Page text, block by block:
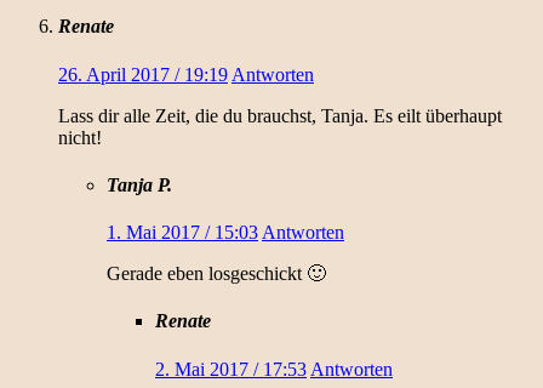
Renate
26. April 2017 / 19:19 Antworten
Lass dir alle Zeit, die du brauchst, Tanja. Es eilt überhaupt
nicht!
Tanja P.
1. Mai 2017 / 15:03 Antworten
Gerade eben losgeschickt 🙂
Renate
2. Mai 2017 / 17:53 Antworten